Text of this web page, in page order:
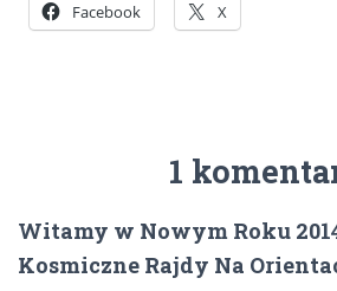
Facebook X
1
Witamy w Nowym Roku
Kosmiczne Rajdy Na